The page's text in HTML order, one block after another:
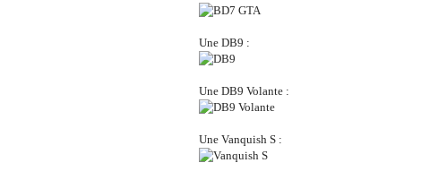
Une DB9 :
Une DB9 Volante :
Une Vanquish S :